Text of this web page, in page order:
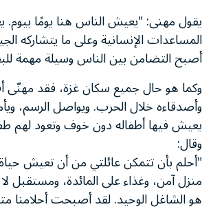
يقول مهنى: "يعيش الناس هنا يومًا بيوم.
المساعدات الإنسانية وعلى ما يتشاركه
أصبح التضامن بين الناس وسيلة مهمة
وكما هو حال جميع سكان غزة، فقد مهنّى
وأصدقاءه خلال الحرب. ويواصل الرسم،
يعيش فيها أطفاله دون خوف وتعود لهم
وقال:
"أحلم بأن تتمكن عائلتي من أن تعيش
منزل آمن، وغذاء على المائدة، ومستقبل
هو الشاغل الوحيد. لقد أصبحت أحلامنا